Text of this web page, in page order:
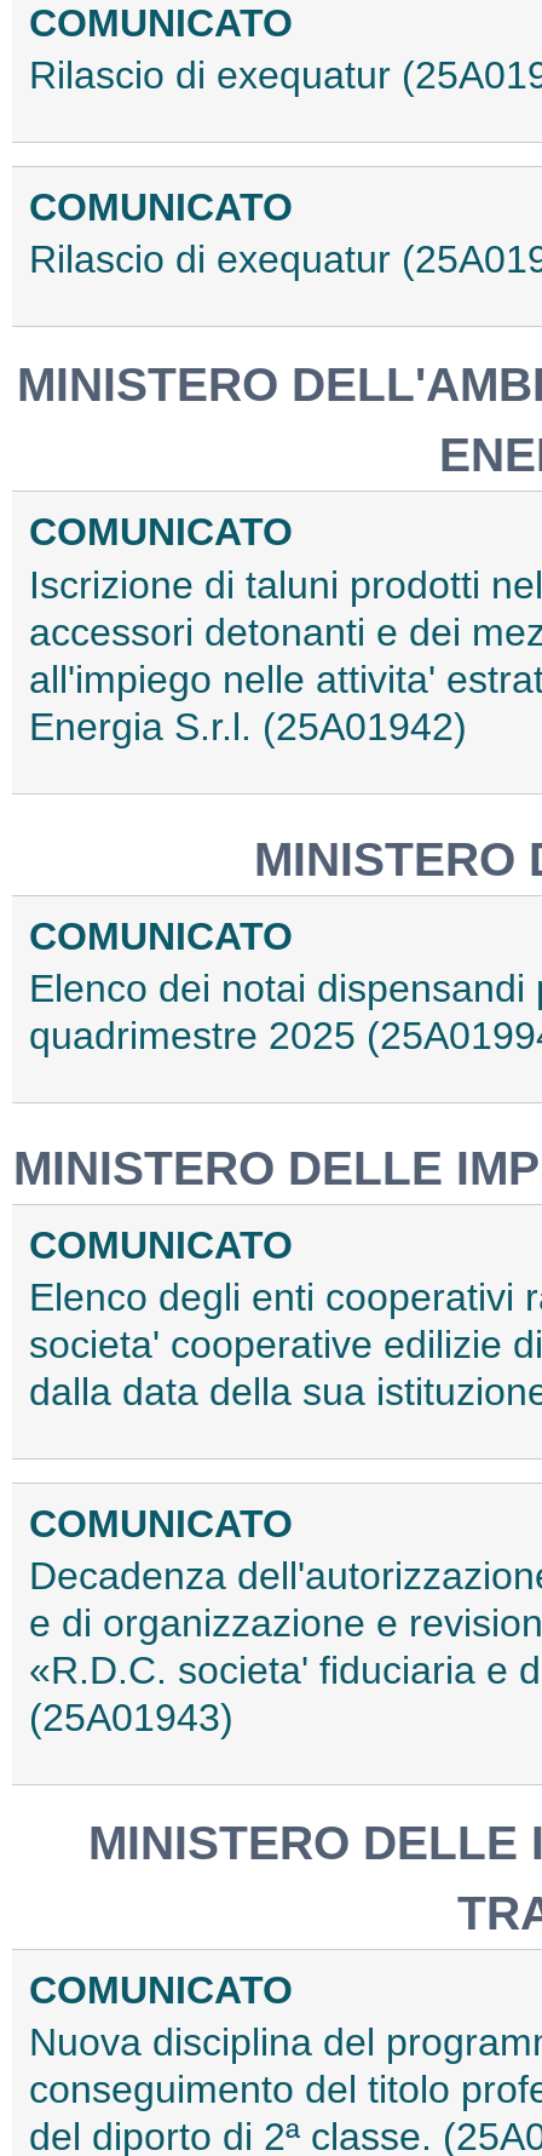
COMUNICATO
Rilascio di exequatur
COMUNICATO
Rilascio di exequatur
MINISTERO
COMUNICATO
Iscrizione di taluni prodotti
accessori detonanti e dei
all'impiego nelle attivita'
Energia S.r.l. (25A01942)
MINISTERO
COMUNICATO
Elenco dei notai
quadrimestre 2025
MINISTERO DELLE
COMUNICATO
Elenco degli enti cooperativi
societa' cooperative edilizie
dalla data della sua
COMUNICATO
Decadenza
e di organizzazione e
«R.D.C. societa' fiduciaria e
(25A01943)
MINISTERO DELLE
COMUNICATO
Nuova disciplina del
conseguimento del titolo
del diporto di 2ª classe.